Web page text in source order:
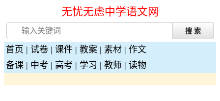
无忧无虑中学语文网
首页 | 试卷 | 课件 | 教案 | 素材 | 作文
备课 | 中考 | 高考 | 学习 | 教师 | 读物